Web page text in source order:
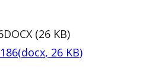
DOCX (26 KB)
(docx, 26 KB)